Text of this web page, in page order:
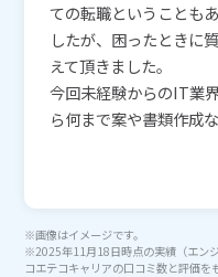
ての転職ということも
したが、困ったときに
えて頂きました。
今回未経験からのIT業
ら何まで案や書類作成
※画像はイメージです。
※2025年11月18日時点の実績（エン
コエテコキャリアの口コミ数と評価を